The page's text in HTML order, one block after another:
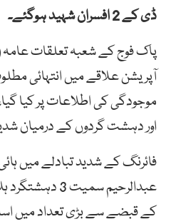
ڈی کے 2 افسران شہید ہوگئے۔
پاک فوج کے شعبہ تعلقات
آپریشن علاقے میں انتہائی
موجودگی کی اطلاعات پر کیا
اور دہشت گردوں کے درمیان
فائرنگ کے شدید تبادلے میں
عبدالرحیم
کے قبضے سے بڑی تعداد میں